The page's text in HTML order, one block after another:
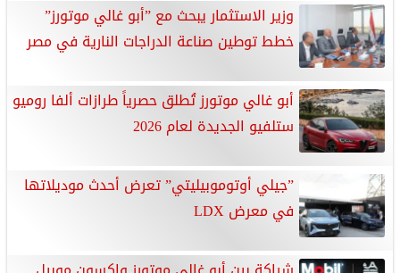
وزير الاستثمار يبحث مع ”أبو غالي موتورز”
خطط توطين صناعة الدراجات النارية في مصر
أبو غالي موتورز تُطلق حصرياً طرازات ألفا روميو
ستلفيو الجديدة لعام 2026
”جيلي أوتوموبيليتي” تعرض أحدث موديلاتها
في معرض LDX